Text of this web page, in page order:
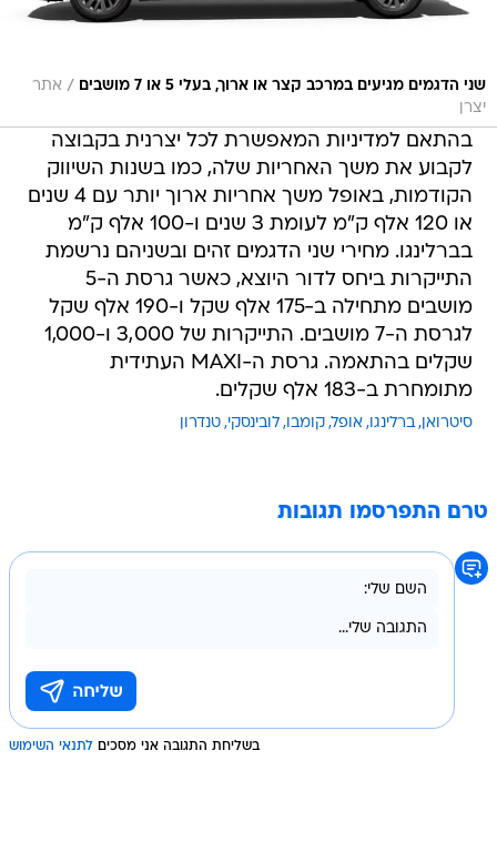
שני הדגמים מגיעים במרכב קצר או ארוך, בעלי 5 או 7 מושבים / אתר
יצרן
בהתאם למדיניות המאפשרת לכל יצרנית בקבוצה
לקבוע את משך האחריות שלה, כמו בשנות השיווק
הקודמות, באופל משך אחריות ארוך יותר עם 4 שנים
או 120 אלף ק"מ לעומת 3 שנים ו-100 אלף ק"מ
בברלינגו. מחירי שני הדגמים זהים ובשניהם נרשמת
התייקרות ביחס לדור היוצא, כאשר גרסת ה-5
מושבים מתחילה ב-175 אלף שקל ו-190 אלף שקל
לגרסת ה-7 מושבים. התייקרות של 3,000 ו-1,000
שקלים בהתאמה. גרסת ה-MAXI העתידית
מתומחרת ב-183 אלף שקלים.
סיטרואן ברלינגו אופל קומבו לובינסקי טנדרון
טרם התפרסמו תגובות
בשליחת התגובה אני מסכים לתנאי השימוש